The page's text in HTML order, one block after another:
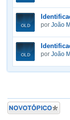
por João
por João
Criar um novo
Tópico